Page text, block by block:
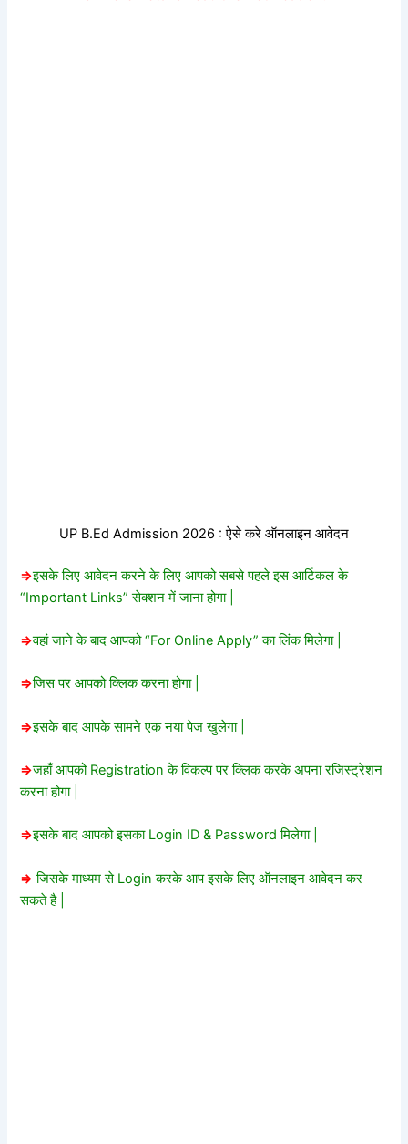
UP B.Ed Admission 2026 : ऐसे करे ऑनलाइन आवेदन
=>इसके लिए आवेदन करने के लिए आपको सबसे पहले इस आर्टिकल के
“Important Links” सेक्शन में जाना होगा |
=>वहां जाने के बाद आपको “For Online Apply” का लिंक मिलेगा |
=>जिस पर आपको क्लिक करना होगा |
=>इसके बाद आपके सामने एक नया पेज खुलेगा |
=>जहाँ आपको Registration के विकल्प पर क्लिक करके अपना रजिस्ट्रेशन
करना होगा |
=>इसके बाद आपको इसका Login ID & Password मिलेगा |
=> जिसके माध्यम से Login करके आप इसके लिए ऑनलाइन आवेदन कर
सकते है |